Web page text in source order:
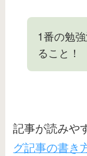
1番の勉
ること！
記事が読みや
グ記事の書き